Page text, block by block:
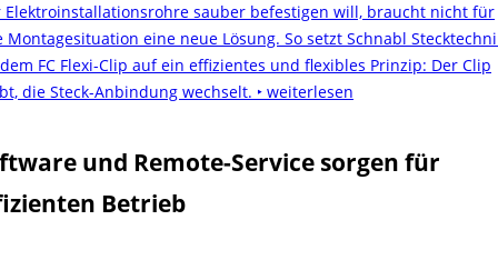
Elektroinstallationsrohre sauber befestigen will, braucht nicht für
Montagesituation eine neue Lösung. So setzt Schnabl
FC Flexi-Clip auf ein effizientes und flexibles Prinzip: Der Clip
die Steck-Anbindung wechselt. ‣ weiterlesen
und Remote-Service sorgen für
Betrieb